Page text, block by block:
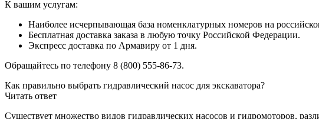
К вашим услугам:
Наиболее исчерпывающая база номенклатурных номеров на
Бесплатная доставка заказа в любую точку Российской Федерации.
Экспресс доставка по Армавиру от 1 дня.
Обращайтесь по телефону 8 (800) 555-86-73.
Как правильно выбрать гидравлический насос для экскаватора?
Читать ответ
Существует множество видов гидравлических насосов и гидромоторов,